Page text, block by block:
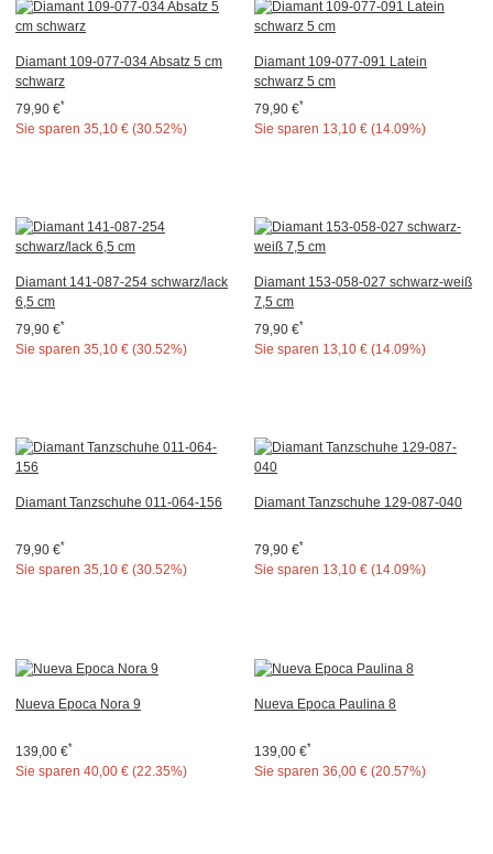
Diamant 109-077-034 Absatz 5 cm
schwarz
79,90 €*
Sie sparen 35,10 € (30.52%)
Diamant 109-077-091 Latein
schwarz 5 cm
79,90 €*
Sie sparen 13,10 € (14.09%)
Diamant 141-087-254 schwarz/lack
6,5 cm
79,90 €*
Sie sparen 35,10 € (30.52%)
Diamant 153-058-027 schwarz-weiß
7,5 cm
79,90 €*
Sie sparen 13,10 € (14.09%)
Diamant Tanzschuhe 011-064-156
79,90 €*
Sie sparen 35,10 € (30.52%)
Diamant Tanzschuhe 129-087-040
79,90 €*
Sie sparen 13,10 € (14.09%)
Nueva Epoca Nora 9
139,00 €*
Sie sparen 40,00 € (22.35%)
Nueva Epoca Paulina 8
139,00 €*
Sie sparen 36,00 € (20.57%)